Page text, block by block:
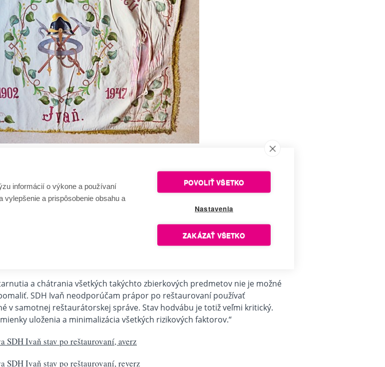
postupovalo?
Najprv prebehla fotodokumentácia stavu historického
odstránenie povrchových nečistôt prostredníctvom jemného
Ďalej pani reštaurátorka prešla k oprave samotných trhlín.
a chátrania všetkých takýchto zbierkových predmetov nie je možné
SDH Ivaň neodporúčam prápor po reštaurovaní používať
v samotnej reštaurátorskej správe. Stav hodvábu je totiž veľmi kritický.
uloženia a minimalizácia všetkých rizikových faktorov.“
informácií o výkone a používaní
a prispôsobenie obsahu a
POVOLIŤ VŠETKO
Nastavenia
ZAKÁZAŤ VŠETKO